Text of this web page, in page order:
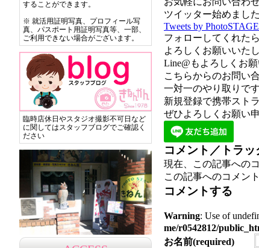
することができます。
※ 就活用証明写真、プロフィール写
真、パスポート用証明写真等、一部、
ご利用できない場合がございます。
臨時店休日やスタジオ撮影不可日など
に関してはスタッフブログでご確認く
ださい
ツイッター始めまし
Tweets by
フォローしてくれた
よろしくお願いいた
Line@もよろしくお
こちらからのお問い
一対一のやり取りで
新規登録で携帯スト
ぜひよろしくお願い
コメント／トラッ
現在、この記事への
この記事へのコメン
コメントする
Warning: Use of
me/r0542812/
お名前(required)